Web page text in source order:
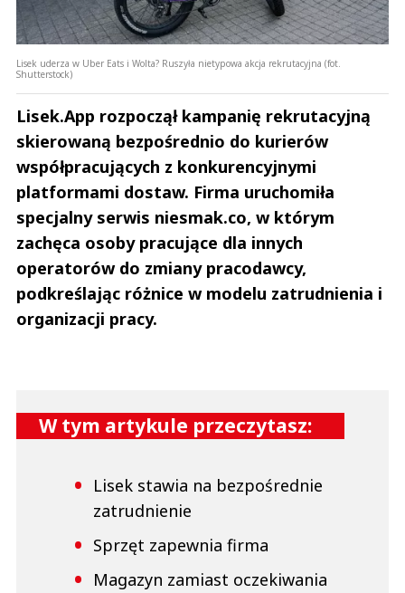
Lisek uderza w Uber Eats i Wolta? Ruszyła nietypowa akcja rekrutacyjna (fot.
Shutterstock)
Lisek.App rozpoczął kampanię rekrutacyjną
skierowaną bezpośrednio do kurierów
współpracujących z konkurencyjnymi
platformami dostaw. Firma uruchomiła
specjalny serwis niesmak.co, w którym
zachęca osoby pracujące dla innych
operatorów do zmiany pracodawcy,
podkreślając różnice w modelu zatrudnienia i
organizacji pracy.
W tym artykule przeczytasz:
Lisek stawia na bezpośrednie
zatrudnienie
Sprzęt zapewnia firma
Magazyn zamiast oczekiwania